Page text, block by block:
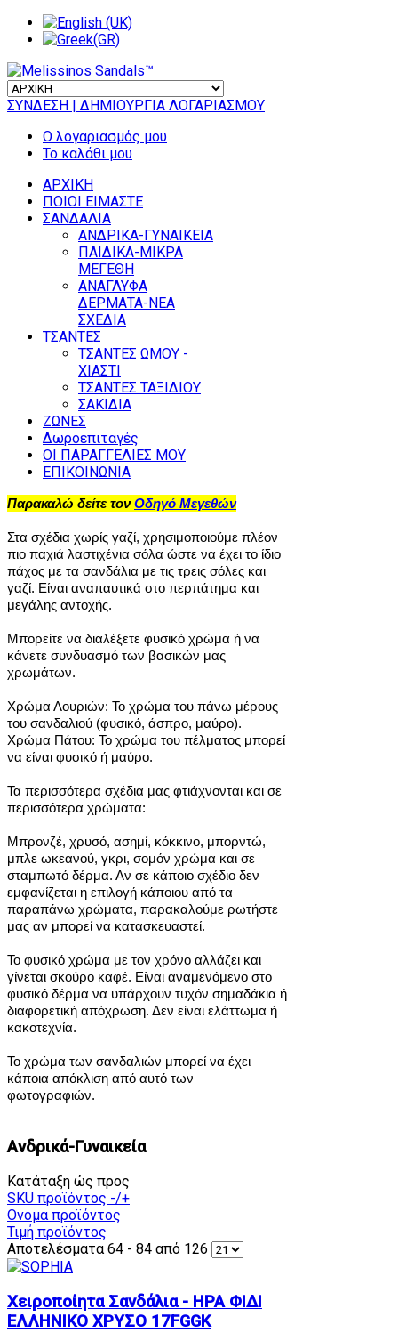
ΣΥΝΔΕΣΗ | ΔΗΜΙΟΥΡΓΙΑ ΛΟΓΑΡΙΑΣΜΟΥ
Ο λογαριασμός μου
Το καλάθι μου
ΑΡΧΙΚΗ
ΠΟΙΟΙ ΕΙΜΑΣΤΕ
ΣΑΝΔΑΛΙΑ
ΑΝΔΡΙΚΑ-ΓΥΝΑΙΚΕΙΑ
ΠΑΙΔΙΚΑ-ΜΙΚΡΑ
ΜΕΓΕΘΗ
ΑΝΑΓΛΥΦΑ
ΔΕΡΜΑΤΑ-ΝΕΑ
ΣΧΕΔΙΑ
ΤΣΑΝΤΕΣ
ΤΣΑΝΤΕΣ ΩΜΟΥ -
ΧΙΑΣΤΙ
ΤΣΑΝΤΕΣ ΤΑΞΙΔΙΟΥ
ΣΑΚΙΔΙΑ
ΖΩΝΕΣ
Δωροεπιταγές
ΟΙ ΠΑΡΑΓΓΕΛΙΕΣ ΜΟΥ
ΕΠΙΚΟΙΝΩΝΙΑ
Παρακαλώ δείτε τονΟδηγό Μεγεθών
Στα σχέδια χωρίς γαζί, χρησιμοποιούμε πλέον
πιο παχιά λαστιχένια σόλα ώστε να έχει το ίδιο
πάχος με τα σανδάλια με τις τρεις σόλες και
γαζί. Είναι αναπαυτικά στο περπάτημα και
μεγάλης αντοχής.
Μπορείτε να διαλέξετε φυσικό χρώμα ή να
κάνετε συνδυασμό των βασικών μας
χρωμάτων.
Χρώμα Λουριών: Το χρώμα του πάνω μέρους
του σανδαλιού (φυσικό, άσπρο, μαύρο).
Χρώμα Πάτου: Το χρώμα του πέλματος μπορεί
να είναι φυσικό ή μαύρο.
Τα περισσότερα σχέδια μας φτιάχνονται και σε
περισσότερα χρώματα:
Μπρονζέ, χρυσό, ασημί, κόκκινο, μπορντώ,
μπλε ωκεανού, γκρι, σομόν χρώμα και σε
σταμπωτό δέρμα. Αν σε κάποιο σχέδιο δεν
εμφανίζεται η επιλογή κάποιου από τα
παραπάνω χρώματα, παρακαλούμε ρωτήστε
μας αν μπορεί να κατασκευαστεί.
Το φυσικό χρώμα με τον χρόνο αλλάζει και
γίνεται σκούρο καφέ. Είναι αναμενόμενο στο
φυσικό δέρμα να υπάρχουν τυχόν σημαδάκια ή
διαφορετική απόχρωση. Δεν είναι ελάττωμα ή
κακοτεχνία.
Το χρώμα των σανδαλιών μπορεί να έχει
κάποια απόκλιση από αυτό των
φωτογραφιών.
Ανδρικά-Γυναικεία
Κατάταξη ώς προς
SKU προϊόντος -/+
Ονομα προϊόντος
Τιμή προϊόντος
Αποτελέσματα 64 - 84 από 126
Χειροποίητα Σανδάλια - ΗΡΑ ΦΙΔΙ
ΕΛΛΗΝΙΚΟ ΧΡΥΣΟ 17FGGK